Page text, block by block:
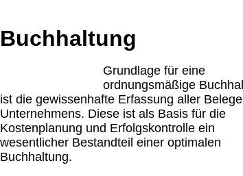
Buchhaltung
Grundlage für eine
ordnungsmäßige
ist die gewissenhafte Erfassung aller
Unternehmens. Diese ist als Basis für die
Kostenplanung und Erfolgskontrolle ein
wesentlicher Bestandteil einer optimalen
Buchhaltung.